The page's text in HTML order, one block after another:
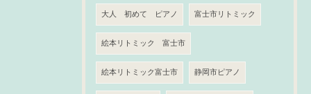
大人 初めて ピアノ 富士市リトミック
絵本リトミック 富士市
絵本リトミック富士市 静岡市ピアノ